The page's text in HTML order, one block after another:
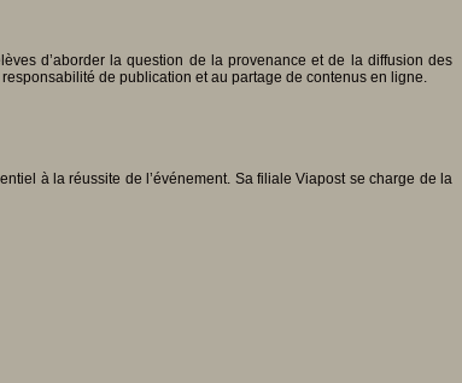
d’aborder la question de la provenance et de la diffusion des
de publication et au partage de contenus en ligne.
à la réussite de l’événement. Sa filiale Viapost se charge de la